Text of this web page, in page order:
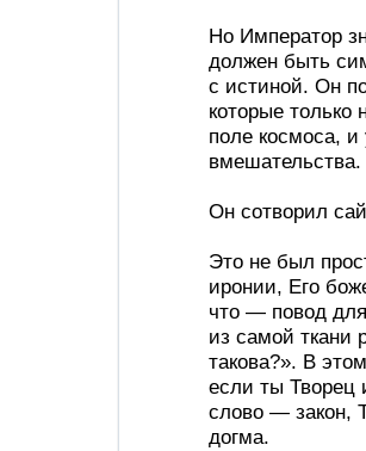
Но Император
должен быть
с истиной. Он
которые
поле космоса,
вмешательства.
Он сотворил
Это не был
иронии, Его
что — повод
из самой ткани
такова?». В
если ты Творец
слово — закон,
догма.